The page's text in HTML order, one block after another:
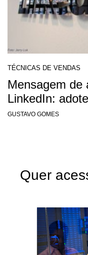
TÉCNICAS DE VENDAS
Mensagem de
LinkedIn:
GUSTAVO GOMES
Quer